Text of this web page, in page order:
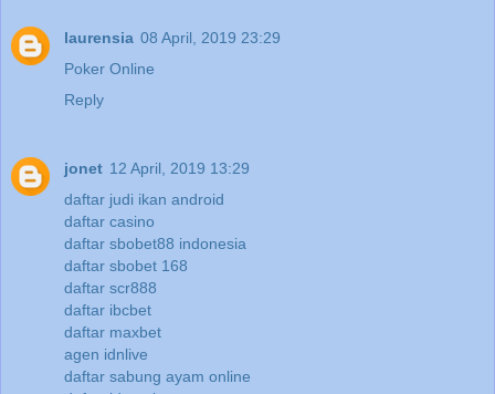
laurensia 08 April, 2019 23:29
Poker Online
Reply
jonet 12 April, 2019 13:29
daftar judi ikan android
daftar casino
daftar sbobet88 indonesia
daftar sbobet 168
daftar scr888
daftar ibcbet
daftar maxbet
agen idnlive
daftar sabung ayam online